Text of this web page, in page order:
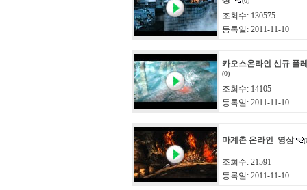
조회수: 130575
등록일: 2011-11-10
카오스온라인 신규 플
(0)
조회수: 14105
등록일: 2011-11-10
마계촌 온라인_영상
조회수: 21591
등록일: 2011-11-10